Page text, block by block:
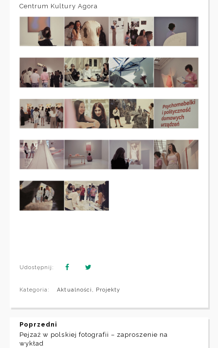
Centrum Kultury Agora
Udostępnij:
Kategoria: Aktualności , Projekty
Poprzedni
Pejzaż w polskiej fotografii – zaproszenie na
wykład